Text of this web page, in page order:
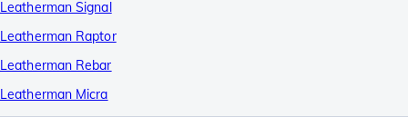
Leatherman Signal
Leatherman Raptor
Leatherman Rebar
Leatherman Micra